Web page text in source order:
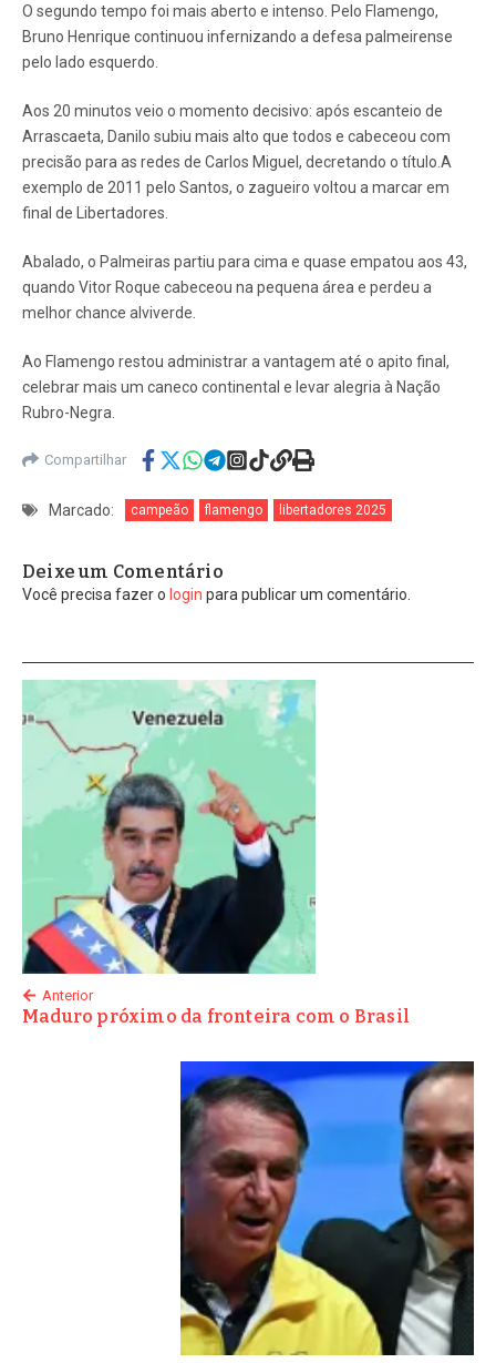
O segundo tempo foi mais aberto e intenso. Pelo Flamengo,
Bruno Henrique continuou infernizando a defesa palmeirense
pelo lado esquerdo.
Aos 20 minutos veio o momento decisivo: após escanteio de
Arrascaeta, Danilo subiu mais alto que todos e cabeceou com
precisão para as redes de Carlos Miguel, decretando o título.A
exemplo de 2011 pelo Santos, o zagueiro voltou a marcar em
final de Libertadores.
Abalado, o Palmeiras partiu para cima e quase empatou aos 43,
quando Vitor Roque cabeceou na pequena área e perdeu a
melhor chance alviverde.
Ao Flamengo restou administrar a vantagem até o apito final,
celebrar mais um caneco continental e levar alegria à Nação
Rubro-Negra.
Compartilhar
Marcado: campeão flamengo libertadores 2025
Deixe um Comentário
Você precisa fazer o login para publicar um comentário.
Anterior
Maduro próximo da fronteira com o Brasil